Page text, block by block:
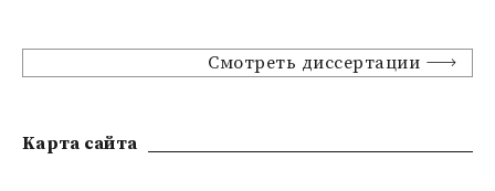
Смотреть диссертации
Kарта сайта